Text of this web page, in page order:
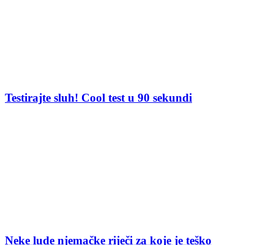
Testirajte sluh! Cool test u 90 sekundi
Neke lude njemačke riječi za koje je teško